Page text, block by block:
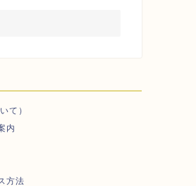
て）
内
方法